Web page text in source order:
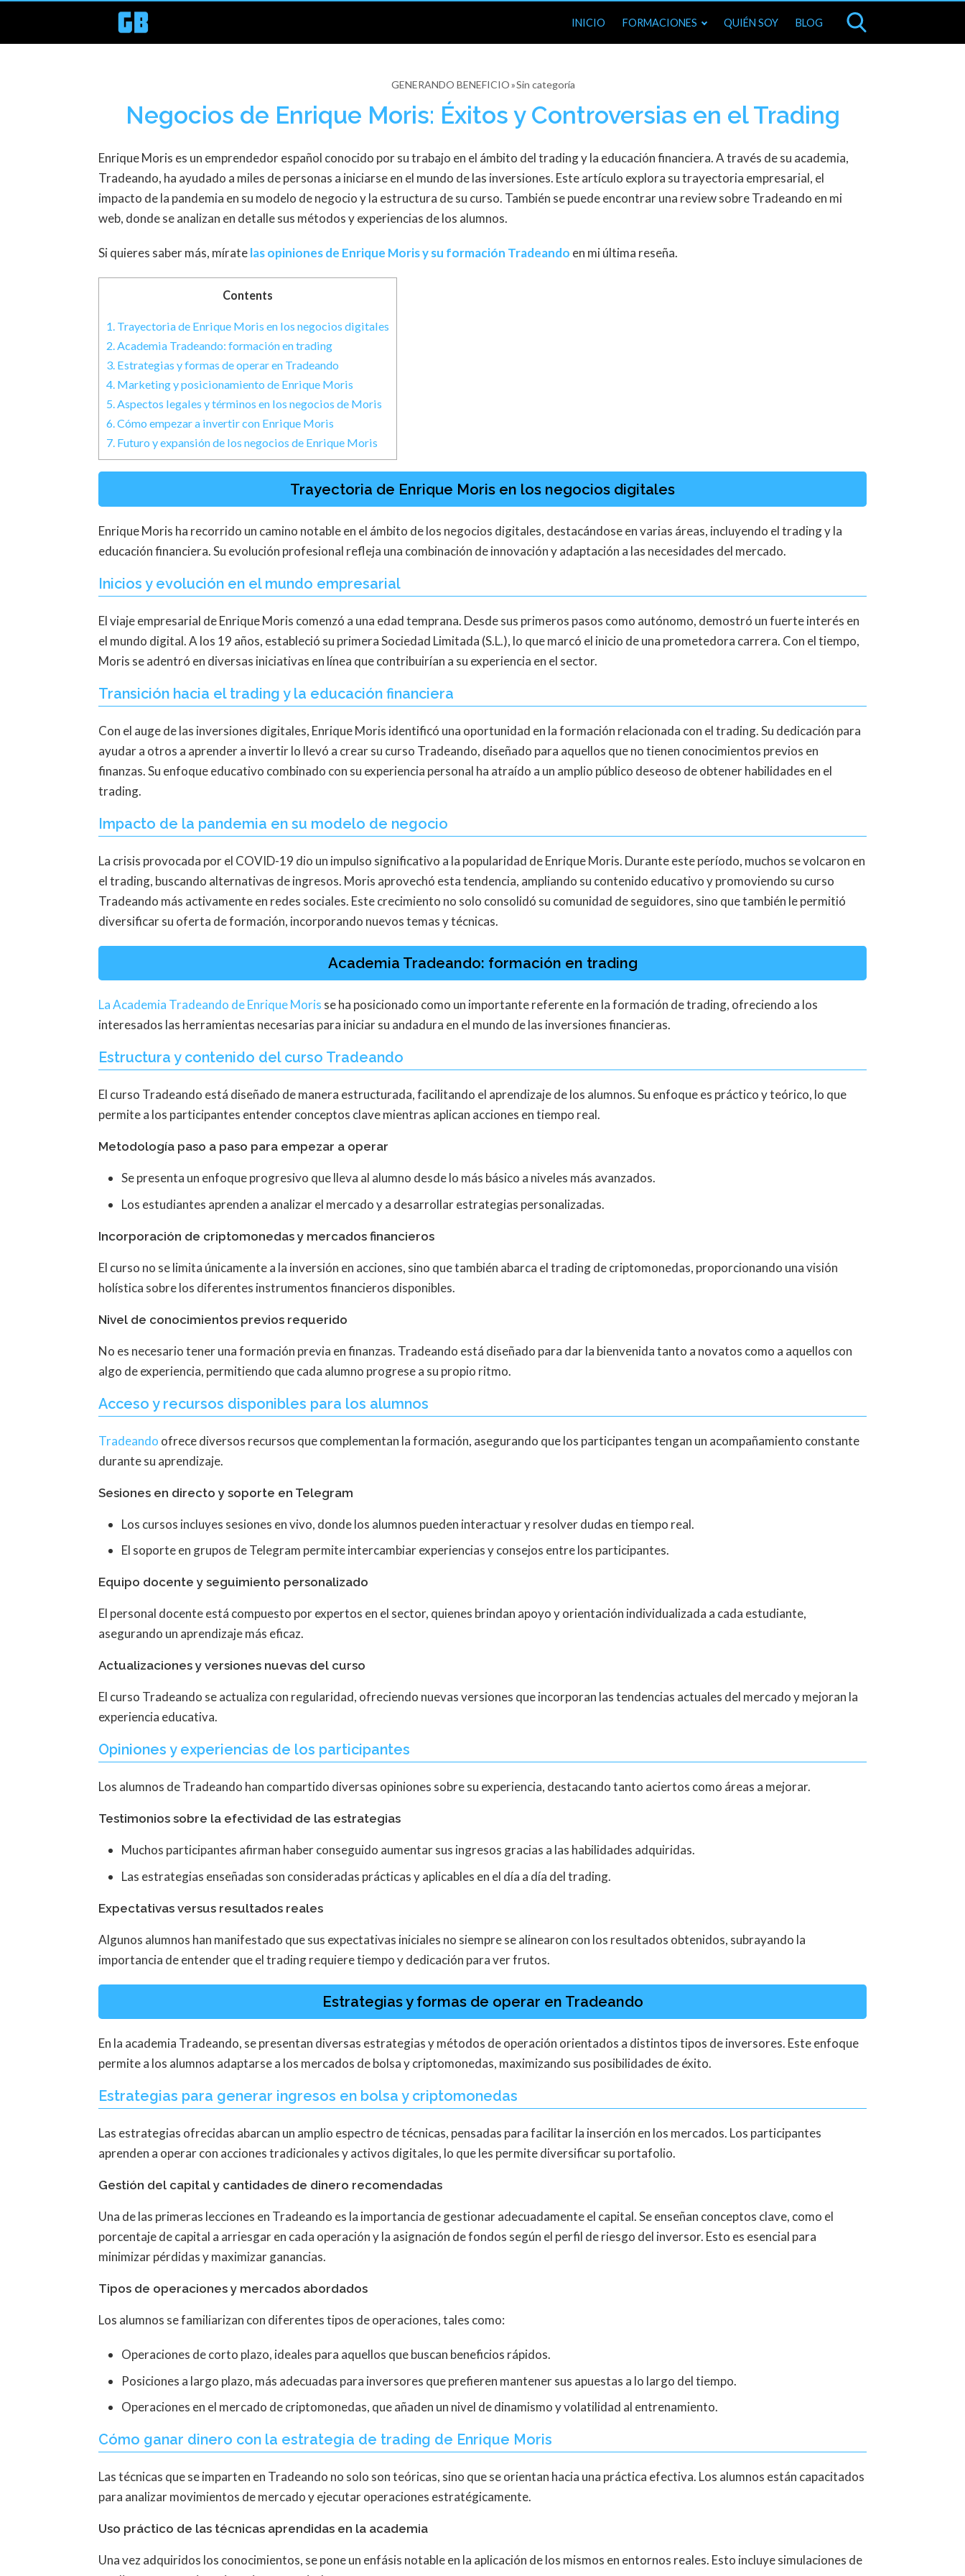
INICIO FORMACIONES QUIÉN SOY BLOG
GENERANDO BENEFICIO Sin categoría
Negocios de Enrique Moris: Éxitos y Controversias en el Trading
Enrique Moris es un emprendedor español conocido por su trabajo en el ámbito del trading y la educación financiera. A través de su academia,
Tradeando, ha ayudado a miles de personas a iniciarse en el mundo de las inversiones. Este artículo explora su trayectoria empresarial, el
impacto de la pandemia en su modelo de negocio y la estructura de su curso. También se puede encontrar una review sobre Tradeando en mi
web, donde se analizan en detalle sus métodos y experiencias de los alumnos.
Si quieres saber más, míratelas opiniones de Enrique Moris y su formación Tradeando en mi última reseña.
Contents
1. Trayectoria de Enrique Moris en los negocios digitales
2.Academia Tradeando: formación en trading
3. Estrategias y formas de operar en Tradeando
4. Marketing y posicionamiento de Enrique Moris
5.Aspectos legales y términos en los negocios de Moris
6.Cómo empezar a invertir con Enrique Moris
7. Futuro y expansión de los negocios de Enrique Moris
Trayectoria de Enrique Moris en los negocios digitales
Enrique Moris ha recorrido un camino notable en el ámbito de los negocios digitales, destacándose en varias áreas, incluyendo el trading y la
educación financiera. Su evolución profesional refleja una combinación de innovación y adaptación a las necesidades del mercado.
Inicios y evolución en el mundo empresarial
El viaje empresarial de Enrique Moris comenzó a una edad temprana. Desde sus primeros pasos como autónomo, demostró un fuerte interés en
el mundo digital. A los 19 años, estableció su primera Sociedad Limitada (S.L.), lo que marcó el inicio de una prometedora carrera. Con el tiempo,
Moris se adentró en diversas iniciativas en línea que contribuirían a su experiencia en el sector.
Transición hacia el trading y la educación financiera
Con el auge de las inversiones digitales, Enrique Moris identificó una oportunidad en la formación relacionada con el trading. Su dedicación para
ayudar a otros a aprender a invertir lo llevó a crear su curso Tradeando, diseñado para aquellos que no tienen conocimientos previos en
finanzas. Su enfoque educativo combinado con su experiencia personal ha atraído a un amplio público deseoso de obtener habilidades en el
trading.
Impacto de la pandemia en su modelo de negocio
La crisis provocada por el COVID-19 dio un impulso significativo a la popularidad de Enrique Moris. Durante este período, muchos se volcaron en
el trading, buscando alternativas de ingresos. Moris aprovechó esta tendencia, ampliando su contenido educativo y promoviendo su curso
Tradeando más activamente en redes sociales. Este crecimiento no solo consolidó su comunidad de seguidores, sino que también le permitió
diversificar su oferta de formación, incorporando nuevos temas y técnicas.
Academia Tradeando: formación en trading
La Academia Tradeando de Enrique Moris se ha posicionado como un importante referente en la formación de trading, ofreciendo a los
interesados las herramientas necesarias para iniciar su andadura en el mundo de las inversiones financieras.
Estructura y contenido del curso Tradeando
El curso Tradeando está diseñado de manera estructurada, facilitando el aprendizaje de los alumnos. Su enfoque es práctico y teórico, lo que
permite a los participantes entender conceptos clave mientras aplican acciones en tiempo real.
Metodología paso a paso para empezar a operar
Se presenta un enfoque progresivo que lleva al alumno desde lo más básico a niveles más avanzados.
Los estudiantes aprenden a analizar el mercado y a desarrollar estrategias personalizadas.
Incorporación de criptomonedas y mercados financieros
El curso no se limita únicamente a la inversión en acciones, sino que también abarca el trading de criptomonedas, proporcionando una visión
holística sobre los diferentes instrumentos financieros disponibles.
Nivel de conocimientos previos requerido
No es necesario tener una formación previa en finanzas. Tradeando está diseñado para dar la bienvenida tanto a novatos como a aquellos con
algo de experiencia, permitiendo que cada alumno progrese a su propio ritmo.
Acceso y recursos disponibles para los alumnos
Tradeando ofrece diversos recursos que complementan la formación, asegurando que los participantes tengan un acompañamiento constante
durante su aprendizaje.
Sesiones en directo y soporte en Telegram
Los cursos incluyes sesiones en vivo, donde los alumnos pueden interactuar y resolver dudas en tiempo real.
El soporte en grupos de Telegram permite intercambiar experiencias y consejos entre los participantes.
Equipo docente y seguimiento personalizado
El personal docente está compuesto por expertos en el sector, quienes brindan apoyo y orientación individualizada a cada estudiante,
asegurando un aprendizaje más eficaz.
Actualizaciones y versiones nuevas del curso
El curso Tradeando se actualiza con regularidad, ofreciendo nuevas versiones que incorporan las tendencias actuales del mercado y mejoran la
experiencia educativa.
Opiniones y experiencias de los participantes
Los alumnos de Tradeando han compartido diversas opiniones sobre su experiencia, destacando tanto aciertos como áreas a mejorar.
Testimonios sobre la efectividad de las estrategias
Muchos participantes afirman haber conseguido aumentar sus ingresos gracias a las habilidades adquiridas.
Las estrategias enseñadas son consideradas prácticas y aplicables en el día a día del trading.
Expectativas versus resultados reales
Algunos alumnos han manifestado que sus expectativas iniciales no siempre se alinearon con los resultados obtenidos, subrayando la
importancia de entender que el trading requiere tiempo y dedicación para ver frutos.
Estrategias y formas de operar en Tradeando
En la academia Tradeando, se presentan diversas estrategias y métodos de operación orientados a distintos tipos de inversores. Este enfoque
permite a los alumnos adaptarse a los mercados de bolsa y criptomonedas, maximizando sus posibilidades de éxito.
Estrategias para generar ingresos en bolsa y criptomonedas
Las estrategias ofrecidas abarcan un amplio espectro de técnicas, pensadas para facilitar la inserción en los mercados. Los participantes
aprenden a operar con acciones tradicionales y activos digitales, lo que les permite diversificar su portafolio.
Gestión del capital y cantidades de dinero recomendadas
Una de las primeras lecciones en Tradeando es la importancia de gestionar adecuadamente el capital. Se enseñan conceptos clave, como el
porcentaje de capital a arriesgar en cada operación y la asignación de fondos según el perfil de riesgo del inversor. Esto es esencial para
minimizar pérdidas y maximizar ganancias.
Tipos de operaciones y mercados abordados
Los alumnos se familiarizan con diferentes tipos de operaciones, tales como:
Operaciones de corto plazo, ideales para aquellos que buscan beneficios rápidos.
Posiciones a largo plazo, más adecuadas para inversores que prefieren mantener sus apuestas a lo largo del tiempo.
Operaciones en el mercado de criptomonedas, que añaden un nivel de dinamismo y volatilidad al entrenamiento.
Cómo ganar dinero con la estrategia de trading de Enrique Moris
Las técnicas que se imparten en Tradeando no solo son teóricas, sino que se orientan hacia una práctica efectiva. Los alumnos están capacitados
para analizar movimientos de mercado y ejecutar operaciones estratégicamente.
Uso práctico de las técnicas aprendidas en la academia
Una vez adquiridos los conocimientos, se pone un enfásis notable en la aplicación de los mismos en entornos reales. Esto incluye simulaciones de